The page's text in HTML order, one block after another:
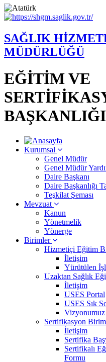
SAĞLIK
MÜDÜRLÜĞÜ
EĞİTİM VE
BAŞKANLIĞI
Kurumsal
Genel Müdür
Genel Müdür
Daire Başkanı
Daire Başkanlığı
Teşkilat Şeması
Mevzuat
Kanun
Yönetmelik
Yönerge
Birimler
Hizmetiçi Eğitim
İletişim
Yürütülen
Uzaktan Sağlık
İletişim
USES Portal
USES Sık
Vizyonumuz
Sertifikasyon
İletişim
Sertifika
Sertifikalı
Formu